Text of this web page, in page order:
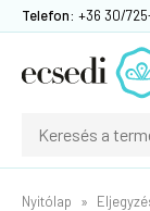
Telefon: +36 30/
Nyitólap